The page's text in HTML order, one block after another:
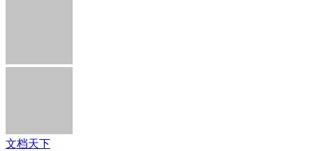
文档天下